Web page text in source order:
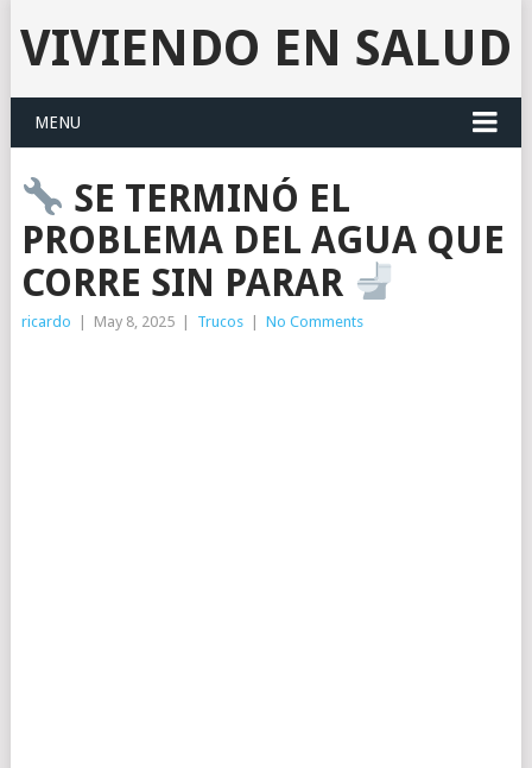
VIVIENDO EN SALUD
MENU
SE TERMINÓ EL
PROBLEMA DEL AGUA QUE
CORRE SIN PARAR
ricardo | May 8, 2025 | Trucos | No Comments